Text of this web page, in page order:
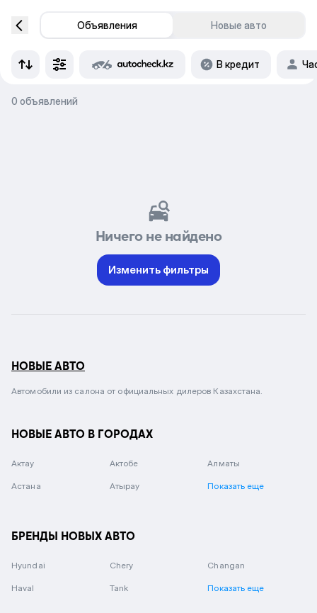
Объявления Новые авто
В кредит
0 объявлений
Ничего не найдено
Изменить фильтры
НОВЫЕ АВТО
Автомобили из салона от официальных дилеров Казахстана.
НОВЫЕ АВТО В ГОРОДАХ
Актау Актобе Алматы
Астана Атырау Показать еще
БРЕНДЫ НОВЫХ АВТО
Hyundai Chery Changan
Haval Tank Показать еще